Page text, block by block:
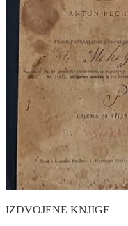
IZDVOJENE KNJIGE